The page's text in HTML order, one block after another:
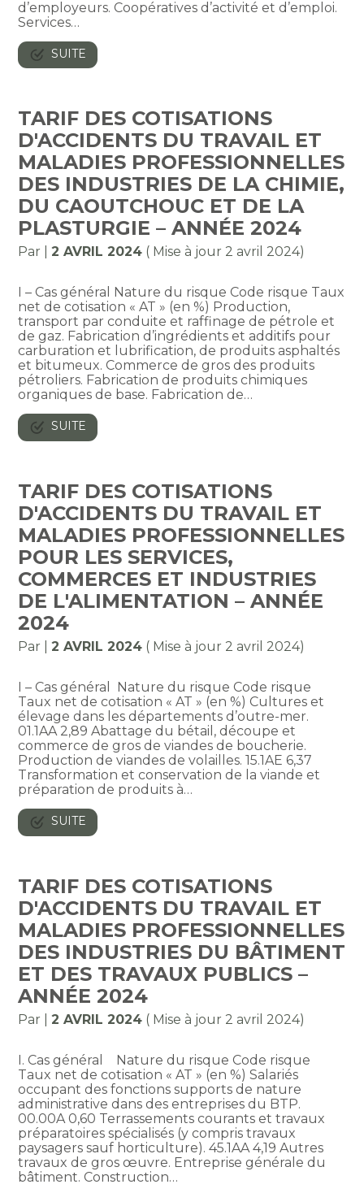
d’employeurs. Coopératives d’activité et d’emploi.
Services…
SUITE
TARIF DES COTISATIONS
D'ACCIDENTS DU TRAVAIL ET
MALADIES PROFESSIONNELLES
DES INDUSTRIES DE LA CHIMIE,
DU CAOUTCHOUC ET DE LA
PLASTURGIE – ANNÉE 2024
Par |2 AVRIL 2024 ( Mise à jour 2 avril 2024)
I – Cas général Nature du risque Code risque Taux
net de cotisation « AT » (en %) Production,
transport par conduite et raffinage de pétrole et
de gaz. Fabrication d’ingrédients et additifs pour
carburation et lubrification, de produits asphaltés
et bitumeux. Commerce de gros des produits
pétroliers. Fabrication de produits chimiques
organiques de base. Fabrication de…
SUITE
TARIF DES COTISATIONS
D'ACCIDENTS DU TRAVAIL ET
MALADIES PROFESSIONNELLES
POUR LES SERVICES,
COMMERCES ET INDUSTRIES
DE L'ALIMENTATION – ANNÉE
2024
Par |2 AVRIL 2024 ( Mise à jour 2 avril 2024)
I – Cas général Nature du risque Code risque
Taux net de cotisation « AT » (en %) Cultures et
élevage dans les départements d’outre-mer.
01.1AA 2,89 Abattage du bétail, découpe et
commerce de gros de viandes de boucherie.
Production de viandes de volailles. 15.1AE 6,37
Transformation et conservation de la viande et
préparation de produits à…
SUITE
TARIF DES COTISATIONS
D'ACCIDENTS DU TRAVAIL ET
MALADIES PROFESSIONNELLES
DES INDUSTRIES DU BÂTIMENT
ET DES TRAVAUX PUBLICS –
ANNÉE 2024
Par |2 AVRIL 2024 ( Mise à jour 2 avril 2024)
I. Cas général Nature du risque Code risque
Taux net de cotisation « AT » (en %) Salariés
occupant des fonctions supports de nature
administrative dans des entreprises du BTP.
00.00A 0,60 Terrassements courants et travaux
préparatoires spécialisés (y compris travaux
paysagers sauf horticulture). 45.1AA 4,19 Autres
travaux de gros œuvre. Entreprise générale du
bâtiment. Construction…